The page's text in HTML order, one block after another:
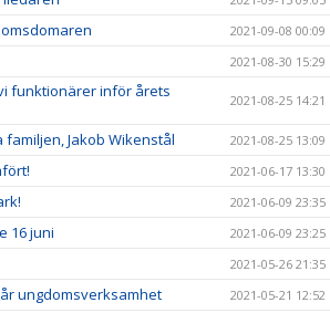
2021-09-08 00:09
2021-08-30 15:29
funktionärer inför årets
2021-08-25 14:21
Jakob Wikenstål 2021-08-25 13:09
2021-06-17 13:30
2021-06-09 23:35
16 juni 2021-06-09 23:25
2021-05-26 21:35
ungdomsverksamhet 2021-05-21 12:52